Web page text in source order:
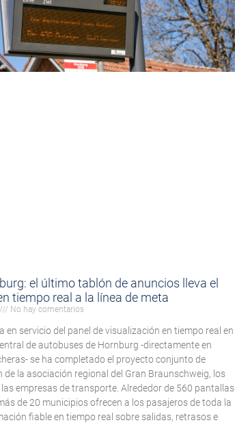
el último tablón de anuncios lleva el
tiempo real a la línea de meta
No hay comentarios
en servicio del panel de visualización en tiempo real en
de autobuses de Hornburg -directamente en
se ha completado el proyecto conjunto de
de la asociación regional del Gran Braunschweig, los
empresas de transporte. Alrededor de 560 pantallas
de 20 municipios ofrecen a los pasajeros de toda la
fiable en tiempo real sobre salidas, retrasos e